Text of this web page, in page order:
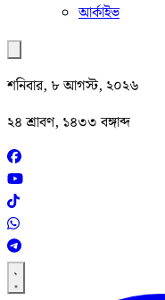
আর্কাইভ
শনিবার, ৮ আগস্ট, ২০২৬
২৪ শ্রাবণ, ১৪৩৩ বঙ্গাব্দ